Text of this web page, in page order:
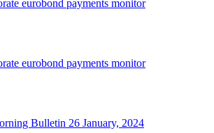
eurobond payments monitor
eurobond payments monitor
Bulletin 26 January, 2024